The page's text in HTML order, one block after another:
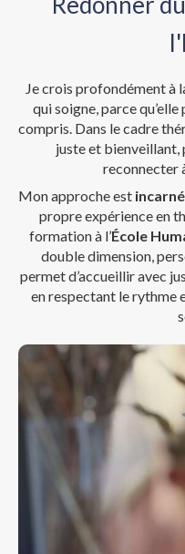
Je crois profondément à
qui soigne, parce
compris. Dans le cadre
juste et bienveillant,
reconnecter
Mon approche est
propre expérience en
formation à l’École
double dimension,
permet d’accueillir avec
en respectant le rythme